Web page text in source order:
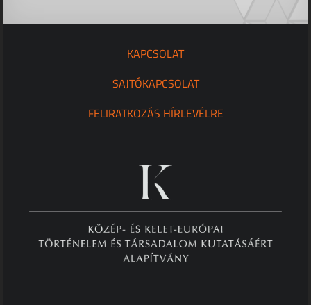
KAPCSOLAT
SAJTÓKAPCSOLAT
FELIRATKOZÁS HÍRLEVÉLRE